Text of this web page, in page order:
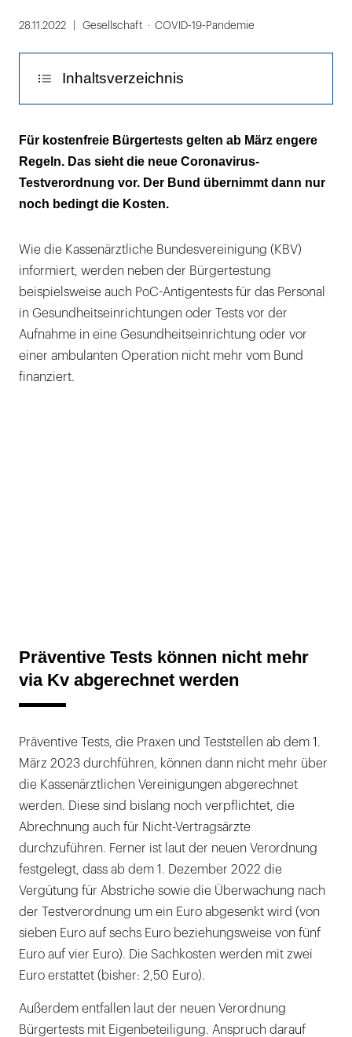
28.11.2022 Gesellschaft COVID-19-Pandemie
Inhaltsverzeichnis
Präventive Tests können nicht mehr via Kv
abgerechnet werden
Für kostenfreie Bürgertests gelten ab März engere
Regeln. Das sieht die neue Coronavirus-
Testverordnung vor. Der Bund übernimmt dann nur
noch bedingt die Kosten.
Wie die Kassenärztliche Bundesvereinigung (KBV)
informiert, werden neben der Bürgertestung
beispielsweise auch PoC-Antigentests für das Personal
in Gesundheitseinrichtungen oder Tests vor der
Aufnahme in eine Gesundheitseinrichtung oder vor
einer ambulanten Operation nicht mehr vom Bund
finanziert.
Präventive Tests können nicht mehr
via Kv abgerechnet werden
Präventive Tests, die Praxen und Teststellen ab dem 1.
März 2023 durchführen, können dann nicht mehr über
die Kassenärztlichen Vereinigungen abgerechnet
werden. Diese sind bislang noch verpflichtet, die
Abrechnung auch für Nicht-Vertragsärzte
durchzuführen. Ferner ist laut der neuen Verordnung
festgelegt, dass ab dem 1. Dezember 2022 die
Vergütung für Abstriche sowie die Überwachung nach
der Testverordnung um ein Euro abgesenkt wird (von
sieben Euro auf sechs Euro beziehungsweise von fünf
Euro auf vier Euro). Die Sachkosten werden mit zwei
Euro erstattet (bisher: 2,50 Euro).
Außerdem entfallen laut der neuen Verordnung
Bürgertests mit Eigenbeteiligung. Anspruch darauf